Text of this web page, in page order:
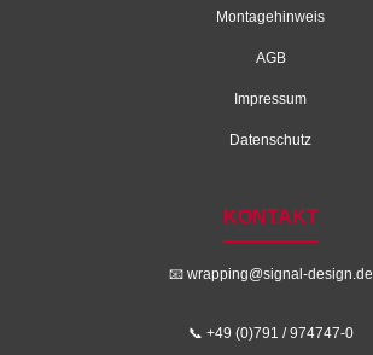
Montagehinweis
AGB
Impressum
Datenschutz
KONTAKT
📧 wrapping@signal-design.de
📞 +49 (0)791 / 974747-0